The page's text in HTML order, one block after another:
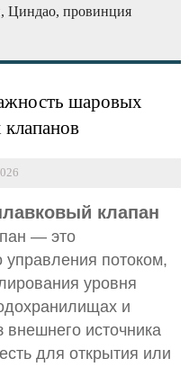
Циндао, провинция
шаровых
клапан
— это
управления потоком,
уровня
и
внешнего источника
для открытия или